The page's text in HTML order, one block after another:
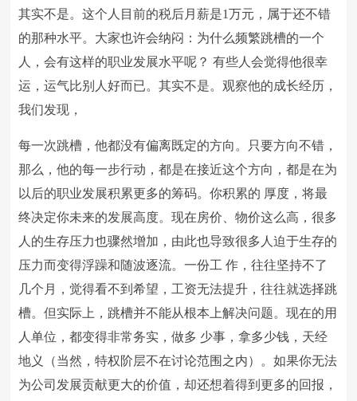
其实不是。这个人目前的税后月薪是1万元，属于还不错
的那种水平。大家也许会纳闷：为什么频繁跳槽的一个
人，会有这样的职业发展水平呢？ 有些人会觉得他很幸
运，运气比别人好而已。其实不是。观察他的成长经历，
我们发现，
每一次跳槽，他都没有偏离既定的方向。只要方向不错，
那么，他的每一步行动，都是在接近这个方向，都是在为
以后的职业发展积累更多的筹码。你积累的 厚度，将最
终决定你未来的发展高度。现在房价、物价这么高，很多
人的生存压力也骤然增加，由此也导致很多人迫于生存的
压力而变得浮躁和随波逐流。一份工 作，往往坚持不了
几个月，觉得看不到希望，工资无法提升，往往就选择跳
槽。但实际上，跳槽并不能从根本上解决问题。现在的用
人单位，都变得非常务实，做多 少事，拿多少钱，天经
地义（当然，特权阶层不在讨论范围之内）。如果你无法
为公司发展贡献更大的价值，却还想着得到更多的回报，